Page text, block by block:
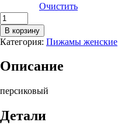
Очистить
Количество
товара
Пижама
Elisabetta,
В корзину
Категория: Пижамы женские
Описание
персиковый
Детали